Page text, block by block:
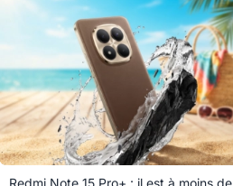
Redmi Note 15 Pro+ : il est à moins de